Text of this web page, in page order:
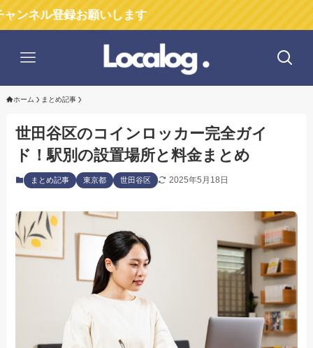
ホーム まとめ記事
世田谷区のコインロッカー完全ガイ
ド！駅別の設置場所と料金まとめ
まとめ記事 東京都 世田谷区 2025年5月18日